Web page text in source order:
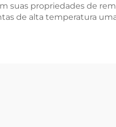
suas propriedades de
de alta temperatura